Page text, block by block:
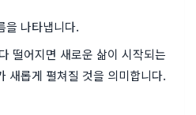
을 나타냅니다.
떨어지면 새로운 삶이 시작되는
새롭게 펼쳐질 것을 의미합니다.